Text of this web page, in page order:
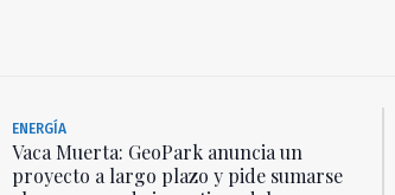
ENERGÍA
Vaca Muerta: GeoPark anuncia un
proyecto a largo plazo y pide sumarse